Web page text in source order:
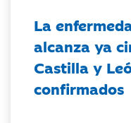
La
alcanza ya
Castilla y
confirmados